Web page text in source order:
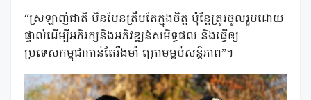
“ស្រឡាញ់ជាតិ មិនមែនត្រឹមតែក្នុងចិត្ត ប៉ុន្តែត្រូវចូលរួមដោយ
ផ្ទាល់ដើម្បីអភិរក្សនិងអភិវឌ្ឍន៍សមិទ្ធផល និងធ្វើឲ្យ
ប្រទេសកម្ពុជាកាន់តែរឹងមាំ ក្រោមម្លប់សន្តិភាព”។